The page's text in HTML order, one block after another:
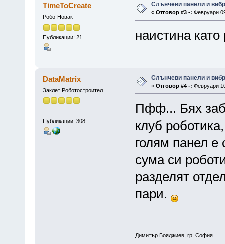
TimeToCreate
Робо-Новак
Публикации: 21
Слънчеви панели и
« Отговор #3 -: Февруари
наистина
DataMatrix
Заклет Роботостроител
Публикации: 308
Слънчеви панели и
« Отговор #4 -: Февруари
Пфф... Бях
клуб
голям панел е
сума си
разделят
пари.
Димитър Бояджиев, гр. София